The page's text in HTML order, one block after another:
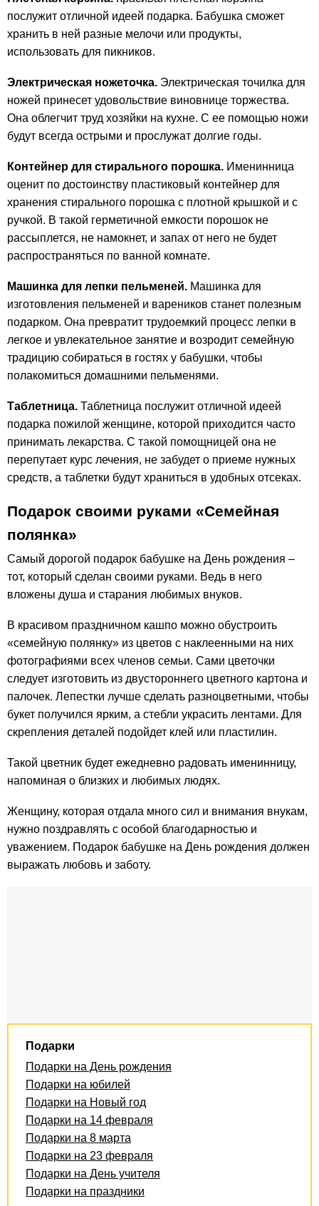
послужит отличной идеей подарка. Бабушка сможет
хранить в ней разные мелочи или продукты,
использовать для пикников.
Электрическая ножеточка. Электрическая точилка для
ножей принесет удовольствие виновнице торжества.
Она облегчит труд хозяйки на кухне. С ее помощью ножи
будут всегда острыми и прослужат долгие годы.
Контейнер для стирального порошка. Именинница
оценит по достоинству пластиковый контейнер для
хранения стирального порошка с плотной крышкой и с
ручкой. В такой герметичной емкости порошок не
рассыплется, не намокнет, и запах от него не будет
распространяться по ванной комнате.
Машинка для лепки пельменей. Машинка для
изготовления пельменей и вареников станет полезным
подарком. Она превратит трудоемкий процесс лепки в
легкое и увлекательное занятие и возродит семейную
традицию собираться в гостях у бабушки, чтобы
полакомиться домашними пельменями.
Таблетница. Таблетница послужит отличной идеей
подарка пожилой женщине, которой приходится часто
принимать лекарства. С такой помощницей она не
перепутает курс лечения, не забудет о приеме нужных
средств, а таблетки будут храниться в удобных отсеках.
Подарок своими руками «Семейная
полянка»
Самый дорогой подарок бабушке на День рождения –
тот, который сделан своими руками. Ведь в него
вложены душа и старания любимых внуков.
В красивом праздничном кашпо можно обустроить
«семейную полянку» из цветов с наклеенными на них
фотографиями всех членов семьи. Сами цветочки
следует изготовить из двустороннего цветного картона и
палочек. Лепестки лучше сделать разноцветными, чтобы
букет получился ярким, а стебли украсить лентами. Для
скрепления деталей подойдет клей или пластилин.
Такой цветник будет ежедневно радовать именинницу,
напоминая о близких и любимых людях.
Женщину, которая отдала много сил и внимания внукам,
нужно поздравлять с особой благодарностью и
уважением. Подарок бабушке на День рождения должен
выражать любовь и заботу.
Подарки
Подарки на День рождения
Подарки на юбилей
Подарки на Новый год
Подарки на 14 февраля
Подарки на 8 марта
Подарки на 23 февраля
Подарки на День учителя
Подарки на праздники